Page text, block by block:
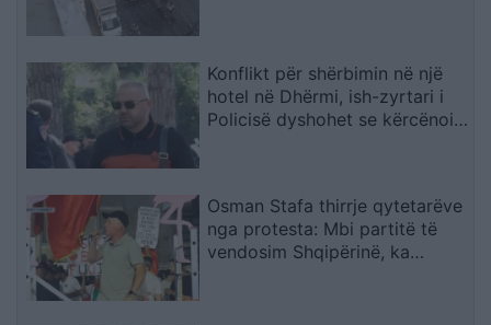
Konflikt për shërbimin në një
hotel në Dhërmi, ish-zyrtari i
Policisë dyshohet se kërcënoi
Osman Stafa thirrje qytetarëve
nga protesta: Mbi partitë të
vendosim Shqipërinë, ka